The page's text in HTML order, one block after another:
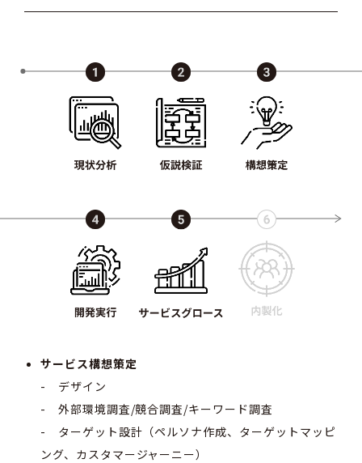
サービス構想策定
- デザイン
- 外部環境調査/競合調査/キーワード調査
- ターゲット設計（ペルソナ作成、ターゲットマッピ
ング、カスタマージャーニー）